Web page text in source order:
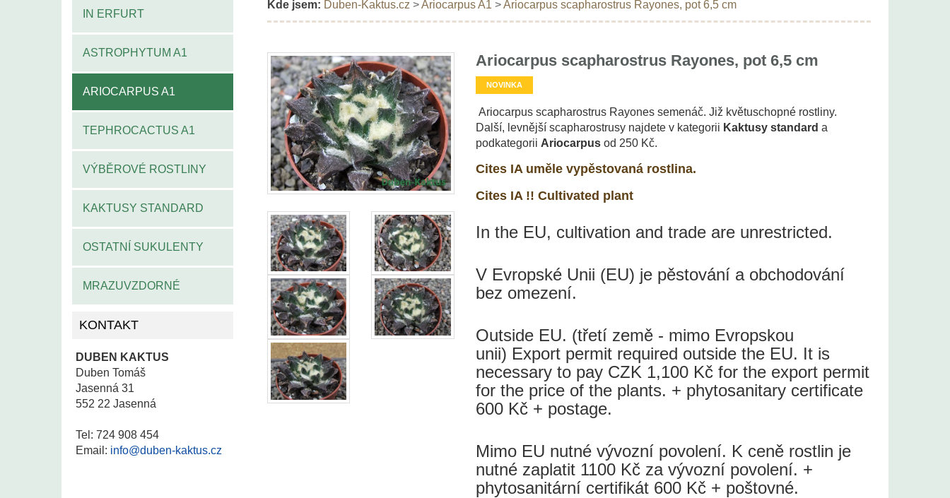
IN ERFURT
ASTROPHYTUM A1
ARIOCARPUS A1
TEPHROCACTUS A1
VÝBĚROVÉ ROSTLINY
KAKTUSY STANDARD
OSTATNÍ SUKULENTY
MRAZUVZDORNÉ
KONTAKT
DUBEN KAKTUS
Duben Tomáš
Jasenná 31
552 22 Jasenná
Tel: 724 908 454
Email: info@duben-kaktus.cz
Kde jsem: Duben-Kaktus.cz >Ariocarpus A1 >Ariocarpus scapharostrus Rayones, pot 6,5 cm
Ariocarpus scapharostrus Rayones, pot 6,5 cm
NOVINKA
Ariocarpus scapharostrus Rayones semenáč. Již květuschopné rostliny.
Další, levnější scapharostrusy najdete v kategorii Kaktusy standard a
podkategorii Ariocarpusod 250 Kč.
Cites IA uměle vypěstovaná rostlina.
Cites IA !! Cultivated plant
In the EU, cultivation and trade are unrestricted.
V Evropské Unii (EU) je pěstování a obchodování
bez omezení.
Outside EU. (třetí země - mimo Evropskou
unii) Export permit required outside the EU. It is
necessary to pay CZK 1,100 Kč for the export permit
for the price of the plants. + phytosanitary certificate
600 Kč + postage.
Mimo EU nutné vývozní povolení. K ceně rostlin je
nutné zaplatit 1100 Kč za vývozní povolení. +
phytosanitární certifikát 600 Kč + poštovné.